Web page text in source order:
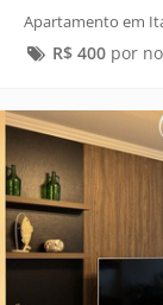
Apartamento em
R$ 400por